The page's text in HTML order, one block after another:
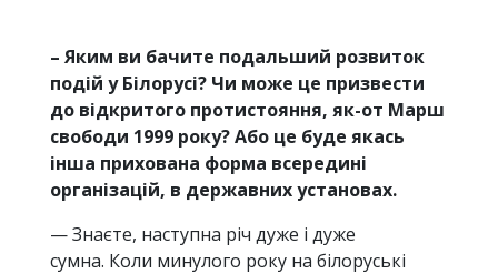
– Яким ви бачите подальший розвиток
подій у Білорусі? Чи може це призвести
до відкритого протистояння, як-от Марш
свободи 1999 року? Або це буде якась
інша прихована форма всередині
організацій, в державних установах.
— Знаєте, наступна річ дуже і дуже
сумна. Коли минулого року на білоруські